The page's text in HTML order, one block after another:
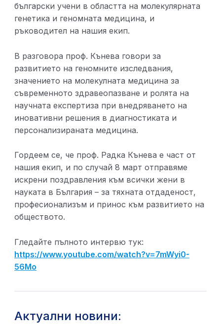
български учени в областта на молекулярната
генетика и геномната медицина, и
ръководител на нашия екип.
В разговора проф. Кънева говори за
развитието на геномните изследвания,
значението на молекулната медицина за
съвременното здравеопазване и ролята на
научната експертиза при внедряването на
иновативни решения в диагностиката и
персонализираната медицина.
Гордеем се, че проф. Радка Кънева е част от
нашия екип, и по случай 8 март отправяме
искрени поздравления към всички жени в
науката в България – за тяхната отдаденост,
професионализъм и принос към развитието на
обществото.
Гледайте пълното интервю тук:
https://www.youtube.com/watch?v=7mWyi0-
56Mo
Актуални новини: